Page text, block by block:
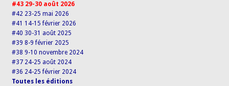
#43 29-30 août 2026
#42 23-25 mai 2026
#41 14-15 février 2026
#40 30-31 août 2025
#39 8-9 février 2025
#38 9-10 novembre 2024
#37 24-25 août 2024
#36 24-25 février 2024
Toutes les éditions